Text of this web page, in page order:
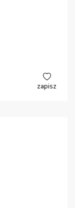
zapisz